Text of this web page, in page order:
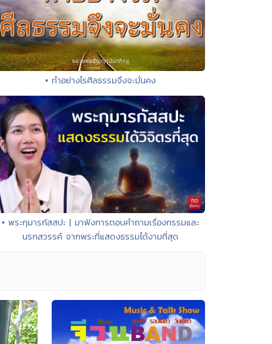
• ทำอย่างไรศีลธรรมจึงจะมั่นคง
• พระกุมารกัสสปะ | มาฟังการตอบคำถามเรื่องกรรมและ
นรกสวรรค์ จากพระที่แสดงธรรมได้งามที่สุด